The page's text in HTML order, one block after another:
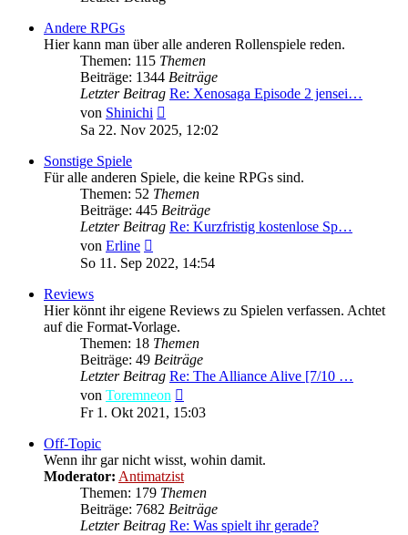
Andere RPGs
Hier kann man über alle anderen Rollenspiele reden.
Themen: 115 Themen
Beiträge: 1344 Beiträge
Letzter Beitrag Re: Xenosaga Episode 2 jensei…
von Shinichi
Beitrag
Sa 22. Nov 2025, 12:02
Sonstige Spiele
Für alle anderen Spiele, die keine RPGs sind.
Themen: 52 Themen
Beiträge: 445 Beiträge
Letzter Beitrag Re: Kurzfristig kostenlose Sp…
von Erline
Beitrag
So 11. Sep 2022, 14:54
Reviews
Hier könnt ihr eigene Reviews zu Spielen verfassen. Achtet
auf die Format-Vorlage.
Themen: 18 Themen
Beiträge: 49 Beiträge
Letzter Beitrag Re: The Alliance Alive [7/10 …
von Toremneon
Beitrag
Fr 1. Okt 2021, 15:03
Off-Topic
Wenn ihr gar nicht wisst, wohin damit.
Moderator: Antimatzist
Themen: 179 Themen
Beiträge: 7682 Beiträge
Letzter Beitrag Re: Was spielt ihr gerade?